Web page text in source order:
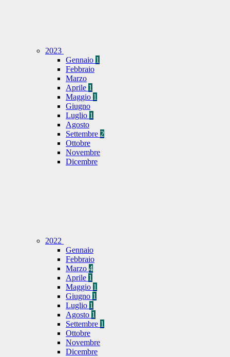
2023
Gennaio 1
Febbraio
Marzo
Aprile 1
Maggio 1
Giugno
Luglio 1
Agosto
Settembre 2
Ottobre
Novembre
Dicembre
2022
Gennaio
Febbraio
Marzo 4
Aprile 1
Maggio 1
Giugno 1
Luglio 1
Agosto 1
Settembre 1
Ottobre
Novembre
Dicembre